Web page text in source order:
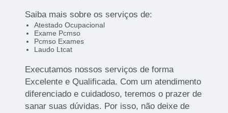
Saiba mais sobre os serviços de:
Atestado Ocupacional
Exame Pcmso
Pcmso Exames
Laudo Ltcat
Executamos nossos serviços de forma
Excelente e Qualificada. Com um atendimento
diferenciado e cuidadoso, teremos o prazer de
sanar suas dúvidas. Por isso, não deixe de